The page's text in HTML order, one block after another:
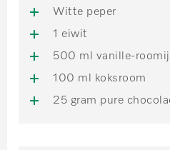
Witte peper
1 eiwit
500 ml vanille-
100 ml koksroom
25 gram pure